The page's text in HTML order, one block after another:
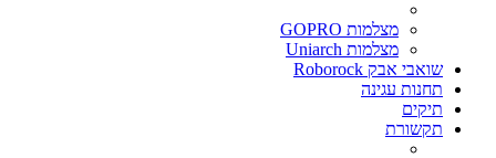
מצלמות GOPRO
מצלמות Uniarch
שואבי אבק Roborock
תחנות עגינה
תיקים
תקשורת